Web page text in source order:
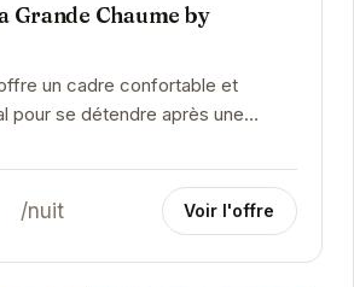
Grande Chaume by
un cadre confortable et
pour se détendre après une
Vous y trouverez tout le...
/nuit Voir l'offre